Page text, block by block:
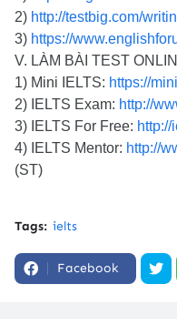
2) http://testbig.com/
3) https://
V. LÀM BÀI TEST
1) Mini IELTS: https://
2) IELTS Exam: http://
3) IELTS For Free: http://
4) IELTS Mentor: http://
(ST)
Tags: ielts
Facebook